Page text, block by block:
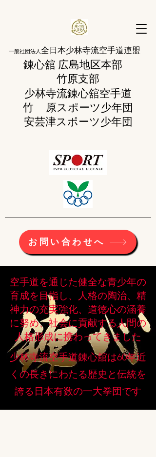
一般社団法人全日本少林寺流空手道連盟
錬心舘 広島地区本部
​竹原支部
少林寺流錬心舘空手道
竹 原スポーツ少年団
​安芸津スポーツ少年団
お問い合わせへ
空手道を通じた健全な青少年の
育成を目指し、人格の陶治、精
神力の充実強化、道徳心の涵養
に努め、社会に貢献する人間の
人格形成に携わってきました
少林寺流空手道錬心舘は60年近
くの長きにわたる歴史と伝統を
誇る日本有数の一大拳団です